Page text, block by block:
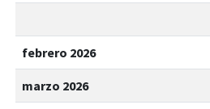
febrero 2026
marzo 2026